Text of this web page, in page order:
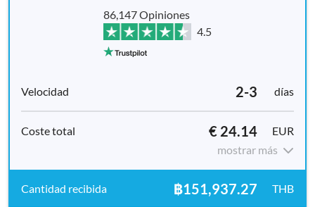
86,147 Opiniones
4.5
2-3 días
€ 24.14
EUR
mostrar más
฿151,937.27 THB